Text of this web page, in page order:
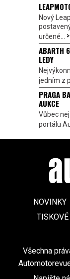
Nový
určené...
ABARTH
LEDY
jedním z
PRAGA
AUKCE
Vůbec
portálu
NOVINKY
Všechna